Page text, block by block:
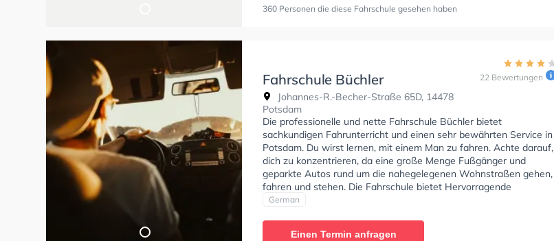
360 Personen die diese Fahrschule gesehen haben
Fahrschule Büchler
Johannes-R.-Becher-Straße 65D, 14478
Potsdam
22 Bewertungen
Die professionelle und nette Fahrschule Büchler bietet
sachkundigen Fahrunterricht und einen sehr bewährten Service in
Potsdam. Du wirst lernen, mit einem Man zu fahren. Achte darauf,
dich zu konzentrieren, da eine große Menge Fußgänger und
geparkte Autos rund um die nahegelegenen Wohnstraßen gehen,
fahren und stehen. Die Fahrschule bietet Hervorragende
Bedingungen um deine Klasse A1, Klasse B, Klasse A, Klasse BE,
Fahrschule Büchler Sie können einen Termin online anfragen.
German
Einen Termin anfragen